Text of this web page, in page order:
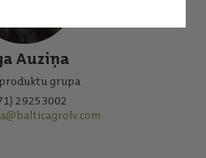
Auziņa
grupa
29253002